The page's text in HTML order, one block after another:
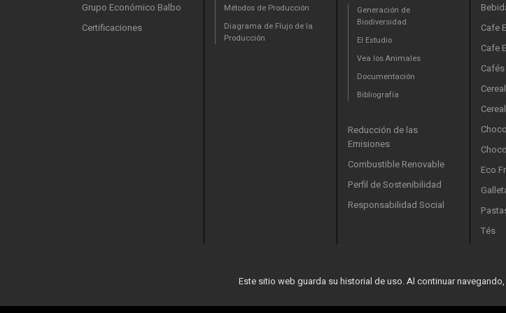
Grupo Económico Balbo
Certificaciones
Métodos de Producción
Diagrama de Flujo de la
Producción
Generación de
Biodiversidad
El Estudio
Vea los Animales
Documentación
Bibliografía
Reducción de las
Emisiones
Combustible Renovable
Perfil de Sostenibilidad
Responsabilidad Social
Cafe
Cafe
Cafés
Eco
Tés
Este sitio web guarda su historial de uso. Al continuar